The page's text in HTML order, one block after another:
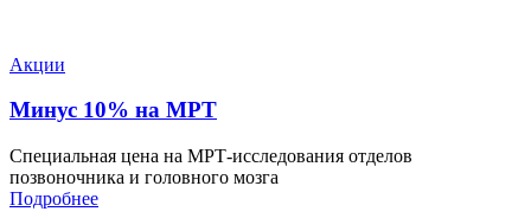
Акции
Минус 10% на МРТ
Специальная цена на МРТ-исследования отделов
позвоночника и головного мозга
Подробнее